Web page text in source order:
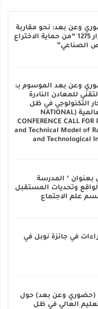
وعن بعد: نحو مقاربة
تسويقية لتفعيل القرار 1275 “من حماية الاختراع
الصناعي”
وعن بعد الموسوم بـ:
للمعادن النادرة
التكنولوجي في ظل
التحديات الطاقوية العالمية (NATIONAL
CONFERENCE CALL
and Technical Model of
and Technological
‘ المدرسة
وتحديات المستقبل
علم الاجتماع
في جائزة نوبل في
(حضوري وعن بعد) حول
العالي في ظل